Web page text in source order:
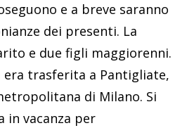
e a breve saranno
dei presenti. La
e due figli maggiorenni.
era trasferita a Pantigliate,
di Milano. Si
in vacanza per